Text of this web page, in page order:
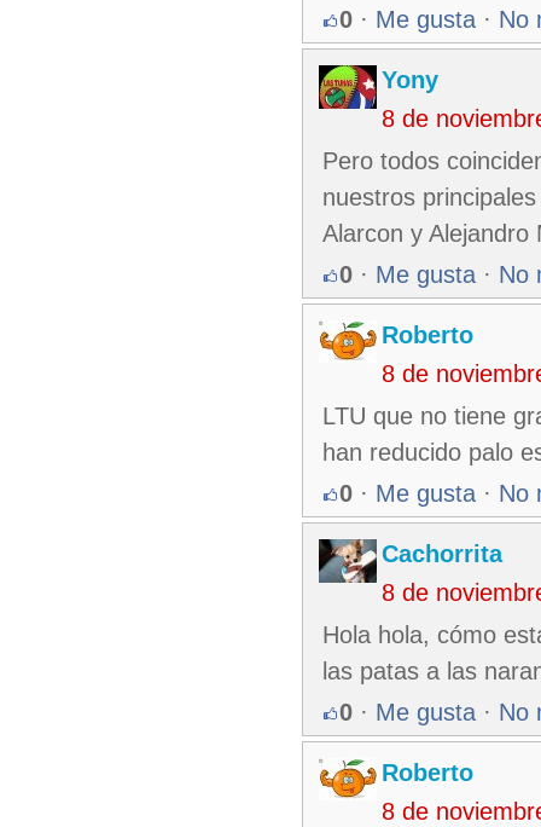
0 · Me gusta · No
Yony
8 de
Pero todos
nuestros
Alarcon y Alejandro
0 · Me gusta · No
Roberto
8 de
LTU que no tiene
han reducido palo
0 · Me gusta · No
Cachorrita
8 de
Hola hola, cómo
las patas a las
0 · Me gusta · No
Roberto
8 de